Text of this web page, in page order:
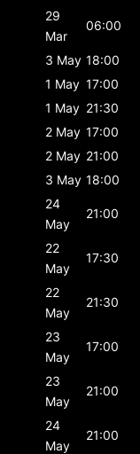
29
Mar
06:00
3 May 18:00
1 May 17:00
1 May 21:30
2 May 17:00
2 May 21:00
3 May 18:00
24
May
21:00
22
May
17:30
22
May
21:30
23
May
17:00
23
May
21:00
24
May
21:00